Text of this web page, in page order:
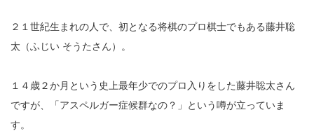
２１世紀生まれの人で、初となる将棋のプロ棋士でもある藤井聡
太（ふじい そうたさん）。
１４歳２か月という史上最年少でのプロ入りをした藤井聡太さん
ですが、「アスペルガー症候群なの？」という噂が立っていま
す。